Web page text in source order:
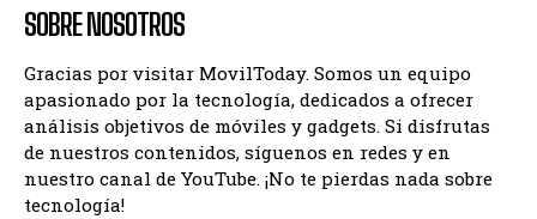
SOBRE NOSOTROS
Gracias por visitar MovilToday. Somos un equipo
apasionado por la tecnología, dedicados a ofrecer
análisis objetivos de móviles y gadgets. Si disfrutas
de nuestros contenidos, síguenos en redes y en
nuestro canal de YouTube. ¡No te pierdas nada sobre
tecnología!